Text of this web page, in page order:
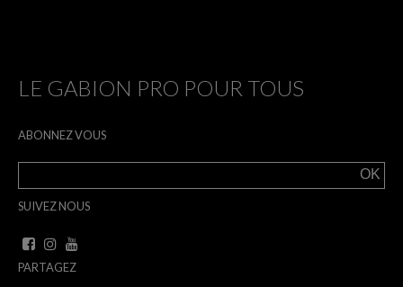
LE GABION PRO POUR TOUS
ABONNEZ VOUS
SUIVEZ NOUS
PARTAGEZ